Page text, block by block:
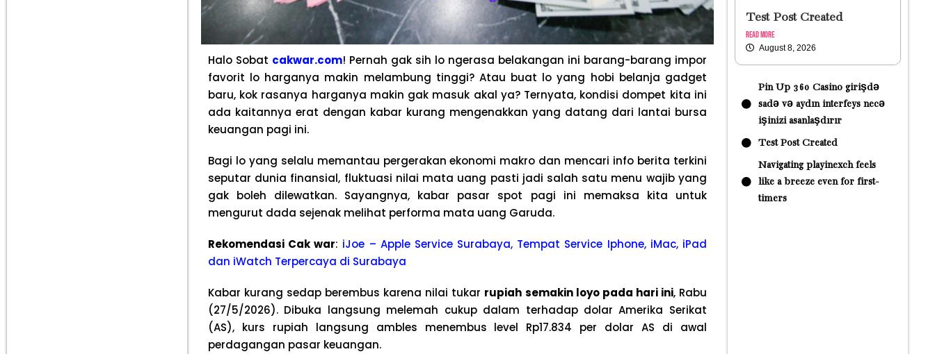
Halo Sobat cakwar.com! Pernah gak sih lo ngerasa belakangan ini barang-barang impor
favorit lo harganya makin melambung tinggi? Atau buat lo yang hobi belanja gadget
baru, kok rasanya harganya makin gak masuk akal ya? Ternyata, kondisi dompet kita ini
ada kaitannya erat dengan kabar kurang mengenakkan yang datang dari lantai bursa
keuangan pagi ini.
Bagi lo yang selalu memantau pergerakan ekonomi makro dan mencari info berita terkini
seputar dunia finansial, fluktuasi nilai mata uang pasti jadi salah satu menu wajib yang
gak boleh dilewatkan. Sayangnya, kabar pasar spot pagi ini memaksa kita untuk
mengurut dada sejenak melihat performa mata uang Garuda.
Rekomendasi Cak war: iJoe – Apple Service Surabaya, Tempat Service Iphone, iMac, iPad
dan iWatch Terpercaya di Surabaya
Kabar kurang sedap berembus karena nilai tukar rupiah semakin loyo pada hari ini, Rabu
(27/5/2026). Dibuka langsung melemah cukup dalam terhadap dolar Amerika Serikat
(AS), kurs rupiah langsung ambles menembus level Rp17.834 per dolar AS di awal
perdagangan pasar keuangan.
Test Post Created
Read More
August 8, 2026
Pin Up 360 Casino girişdə
sadə və aydın interfeys necə
işinizi asanlaşdırır
Test Post Created
Navigating playinexch feels
like a breeze even for first-
timers